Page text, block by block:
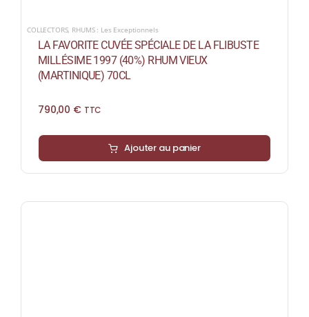
COLLECTORS, RHUMS : Les Exceptionnels
LA FAVORITE CUVÉE SPÉCIALE DE LA FLIBUSTE
MILLÉSIME 1997 (40%) RHUM VIEUX
(MARTINIQUE) 70CL
790,00 € TTC
Ajouter au panier